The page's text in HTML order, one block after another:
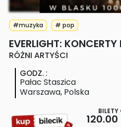
#muzyka # pop
EVERLIGHT:
RÓŻNI ARTYŚCI
GODZ. :
Pałac Staszica
Warszawa, Polska
BILETY
120.00